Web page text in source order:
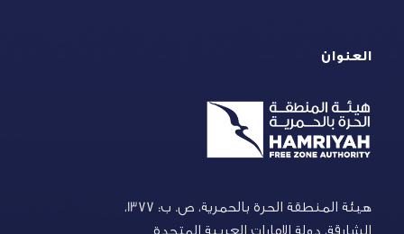
العنوان
هيئة المنطقة الحرة بالحمرية، ص. ب: 1377،
الشارقة، دولة الإمارات العربية المتحدة